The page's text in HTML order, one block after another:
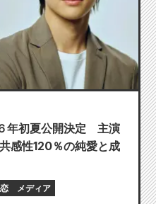
年初夏公開決定 主演
感性120％の純愛と成
メディア